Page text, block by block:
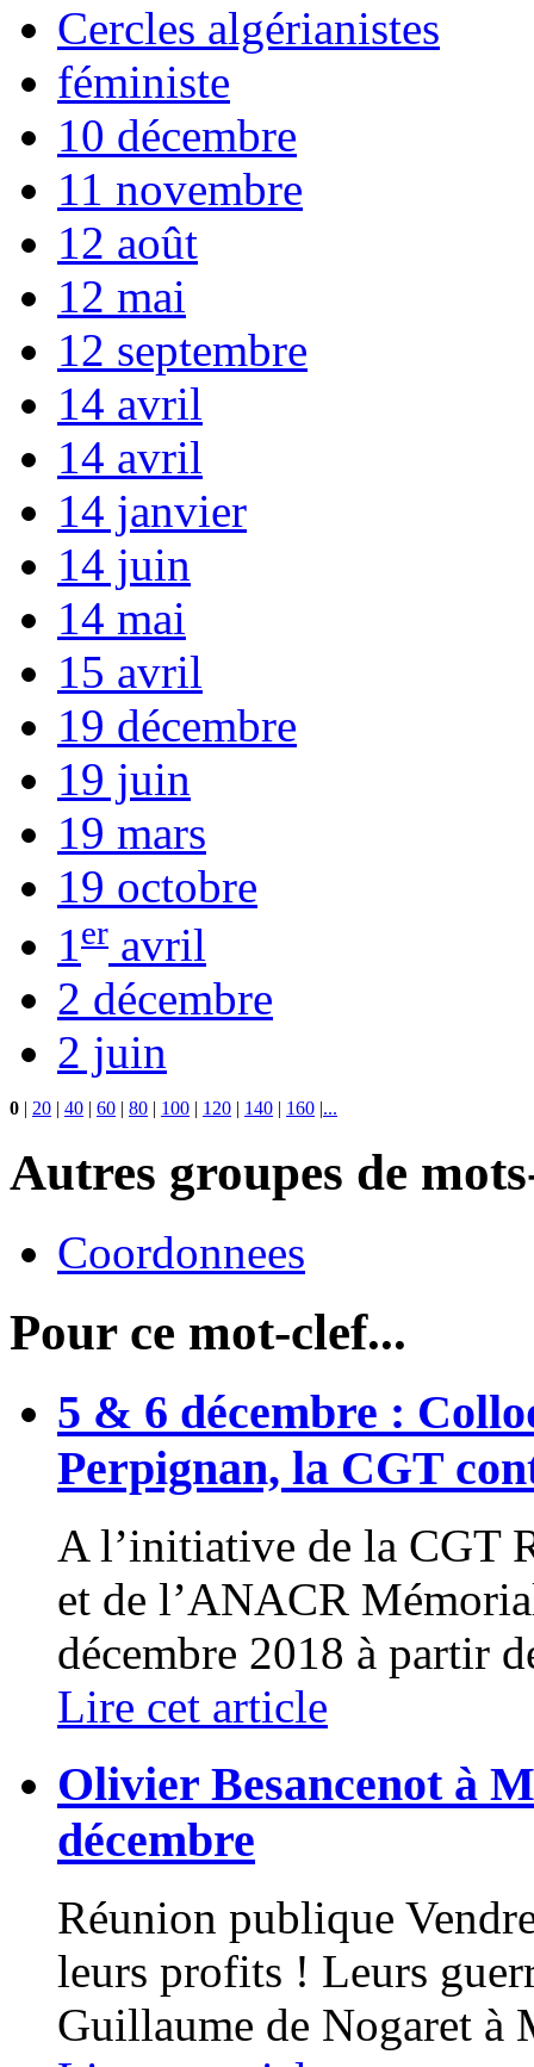
Cercles algérianistes
féministe
10 décembre
11 novembre
12 août
12 mai
12 septembre
14 avril
14 avril
14 janvier
14 juin
14 mai
15 avril
19 décembre
19 juin
19 mars
19 octobre
1er avril
2 décembre
2 juin
0 | 20 | 40 | 60 | 80 | 100 | 120 | 140 | 160 |...
Autres groupes de
Coordonnees
Pour ce mot-clef...
5 & 6 décembre :
Perpignan, la CGT
A l’initiative de la CGT
et de l’ANACR
décembre 2018 à partir
Lire cet article
Olivier Besancenot à
décembre
Réunion publique
leurs profits ! Leurs
Guillaume de Nogaret à